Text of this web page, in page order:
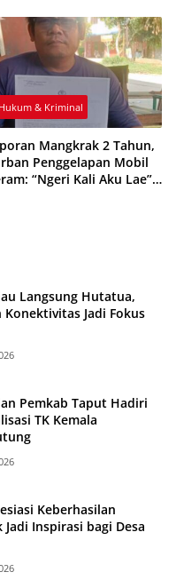
Hukum & Kriminal
Mangkrak 2 Tahun,
Penggelapan Mobil
“Ngeri Kali Aku Lae”,
Langsung Hutatua,
Jadi Fokus
Pemkab Taput Hadiri
TK Kemala
Keberhasilan
Jadi Inspirasi bagi Desa